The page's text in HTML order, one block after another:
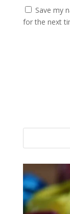
Save my
for the next